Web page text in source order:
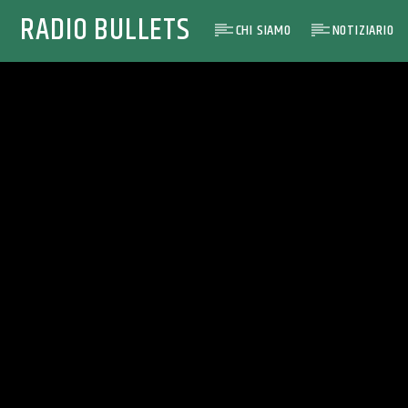
RADIO BULLETS CHI SIAMO NOTIZIARIO